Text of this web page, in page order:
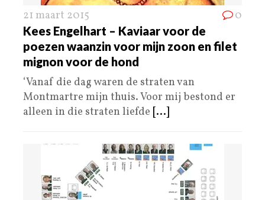
21 maart 2015 0
Kees Engelhart – Kaviaar voor de
poezen waanzin voor mijn zoon en filet
mignon voor de hond
‘Vanaf die dag waren de straten van
Montmartre mijn thuis. Voor mij bestond er
alleen in die straten liefde [...]